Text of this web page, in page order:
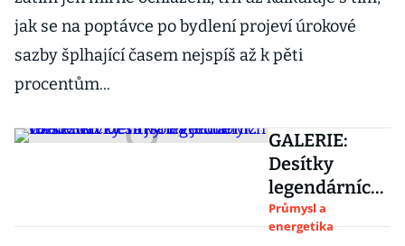
jak se na poptávce po bydlení projeví úrokové
sazby šplhající časem nejspíš až k pěti
procentům...
GALERIE:
Desítky
legendárních
vozů značky
Tatra na
Průmysl a
energetika